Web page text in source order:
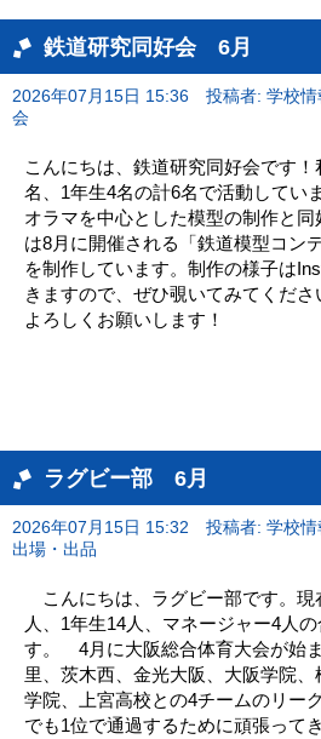
鉄道研究同好会 6月
2026年07月15日 15:36 投稿者: 学校
会
こんにちは、鉄道研究同好会です
名、1年生4名の計6名で活動してい
オラマを中心とした模型の制作と
は8月に開催される「鉄道模型コン
を制作しています。制作の様子は
きますので、ぜひ覗いてみてくだ
よろしくお願いします！
ラグビー部 6月
2026年07月15日 15:32 投稿者: 学校
出場・出品
こんにちは、ラグビー部です。現
人、1年生14人、マネージャー4人
す。 4月に大阪総合体育大会が始
里、茨木西、金光大阪、大阪学院
学院、上宮高校との4チームのリー
でも1位で通過するために頑張って